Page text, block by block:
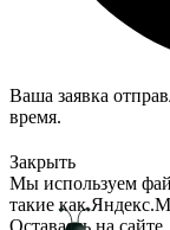
Ваша заявка
время.
Закрыть
Мы используем
такие как
Оставаясь на